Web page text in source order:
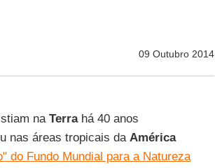
09 Outubro 2014
na Terrahá 40 anos
nas áreas tropicais da América
do Fundo Mundial para a Natureza